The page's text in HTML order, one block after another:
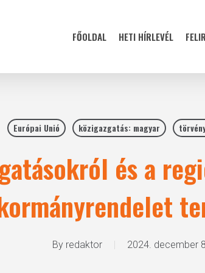
FŐOLDAL HETI HÍRLEVÉL
Európai Unió közigazgatás: magyar
és a
By redaktor 2024. december